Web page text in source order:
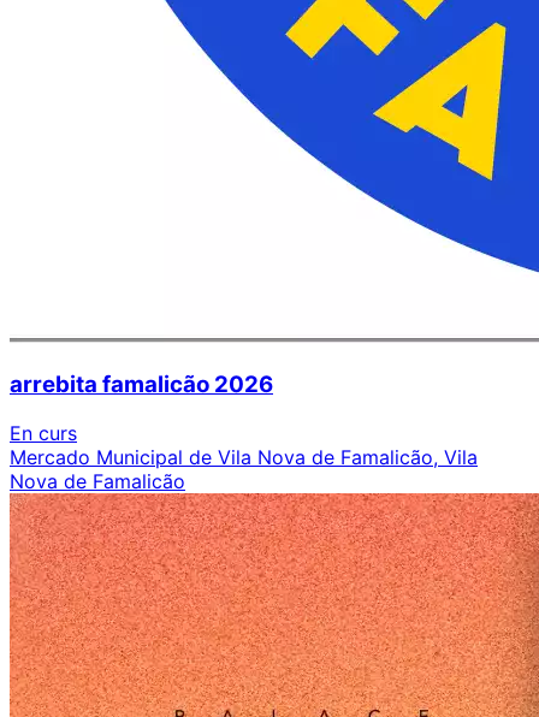
arrebita famalicão 2026
En curs
Mercado Municipal de Vila Nova de Famalicão, Vila
Nova de Famalicão